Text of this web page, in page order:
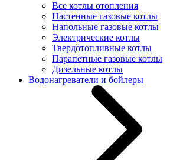
Все котлы отопления
Настенные газовые котлы
Напольные газовые котлы
Электрические котлы
Твердотопливные котлы
Парапетные газовые котлы
Дизельные котлы
Водонагреватели и бойлеры